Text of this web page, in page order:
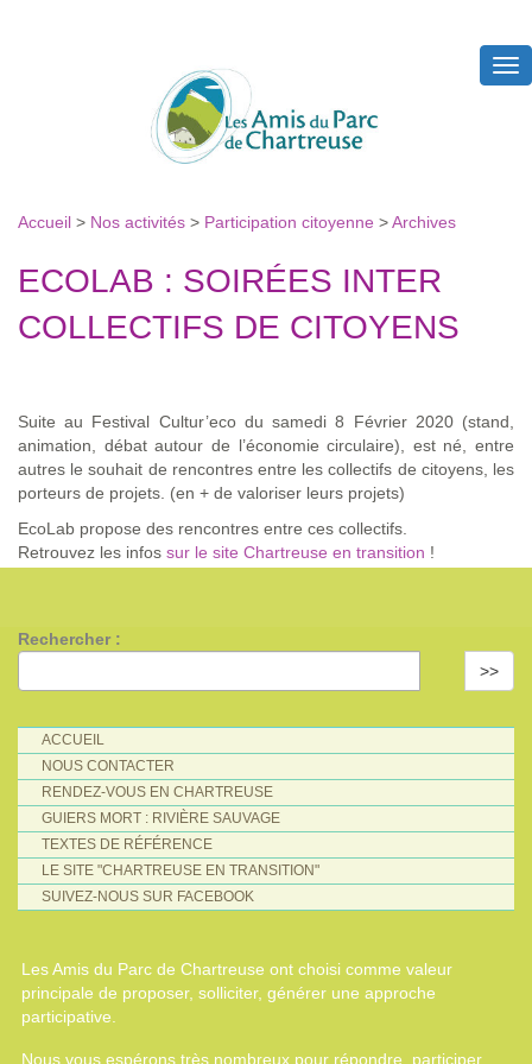
Accueil > Nos activités > Participation citoyenne >Archives
ECOLAB : SOIRÉES INTER
COLLECTIFS DE CITOYENS
Suite au Festival Cultur’eco du samedi 8 Février 2020 (stand,
animation, débat autour de l’économie circulaire), est né, entre
autres le souhait de rencontres entre les collectifs de citoyens, les
porteurs de projets. (en + de valoriser leurs projets)
EcoLab propose des rencontres entre ces collectifs.
Retrouvez les infos sur le site Chartreuse en transition !
Rechercher :
>>
ACCUEIL
NOUS CONTACTER
RENDEZ-VOUS EN CHARTREUSE
GUIERS MORT : RIVIÈRE SAUVAGE
TEXTES DE RÉFÉRENCE
LE SITE "CHARTREUSE EN TRANSITION"
SUIVEZ-NOUS SUR FACEBOOK
Les Amis du Parc de Chartreuse ont choisi comme valeur
principale de proposer, solliciter, générer une approche
participative.
Nous vous espérons très nombreux pour répondre, participer,